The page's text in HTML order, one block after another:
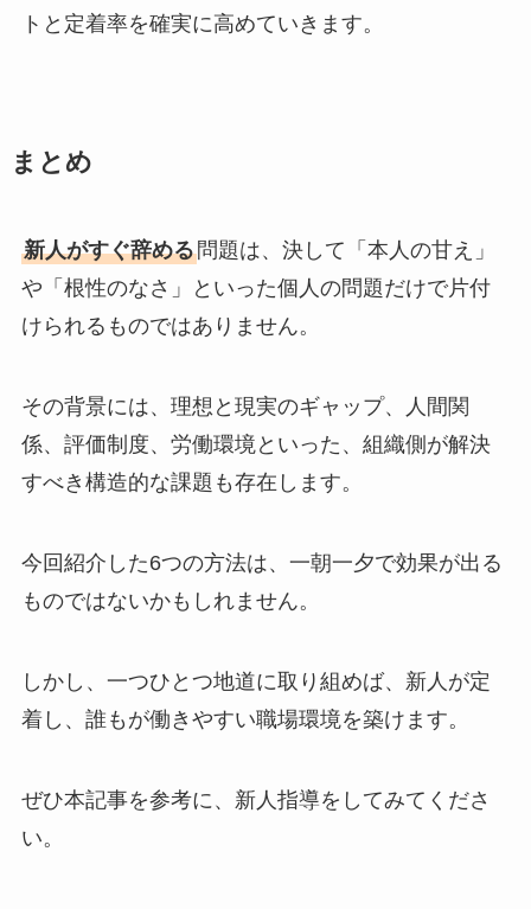
トと定着率を確実に高めていきます。
まとめ
新人がすぐ辞める問題は、決して「本人の甘え」
や「根性のなさ」といった個人の問題だけで片付
けられるものではありません。
その背景には、理想と現実のギャップ、人間関
係、評価制度、労働環境といった、組織側が解決
すべき構造的な課題も存在します。
今回紹介した6つの方法は、一朝一夕で効果が出る
ものではないかもしれません。
しかし、一つひとつ地道に取り組めば、新人が定
着し、誰もが働きやすい職場環境を築けます。
ぜひ本記事を参考に、新人指導をしてみてくださ
い。